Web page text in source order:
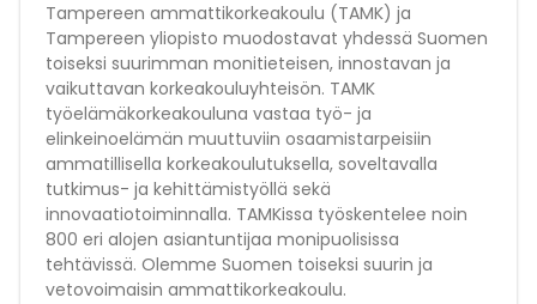
Tampereen ammattikorkeakoulu (TAMK) ja
Tampereen yliopisto muodostavat yhdessä Suomen
toiseksi suurimman monitieteisen, innostavan ja
vaikuttavan korkeakouluyhteisön. TAMK
työelämäkorkeakouluna vastaa työ- ja
elinkeinoelämän muuttuviin osaamistarpeisiin
ammatillisella korkeakoulutuksella, soveltavalla
tutkimus- ja kehittämistyöllä sekä
innovaatiotoiminnalla. TAMKissa työskentelee noin
800 eri alojen asiantuntijaa monipuolisissa
tehtävissä. Olemme Suomen toiseksi suurin ja
vetovoimaisin ammattikorkeakoulu.